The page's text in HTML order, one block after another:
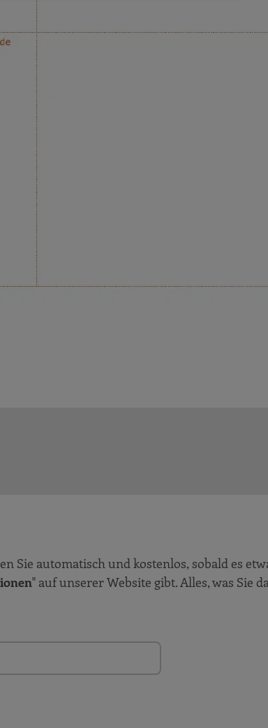
automatisch und kostenlos, sobald es
" auf unserer Website gibt. Alles, was Sie